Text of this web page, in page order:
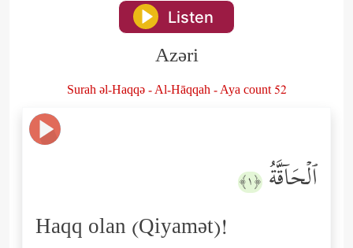
Listen
Azəri
Surah əl-Haqqə - Al-Hāqqah - Aya count 52
ٱلۡحَاۤقَّةُ ﴿١﴾
Haqq olan (Qiyamət)!